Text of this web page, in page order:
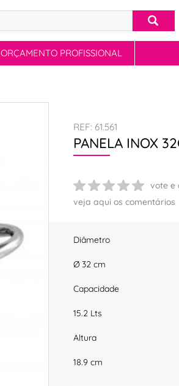
ORÇAMENTO PROFISSIONAL
REF: 61.561
PANELA INOX
vote e
veja aqui os comentários
Diâmetro
Ø 32 cm
Capacidade
15.2 Lts
Altura
18.9 cm